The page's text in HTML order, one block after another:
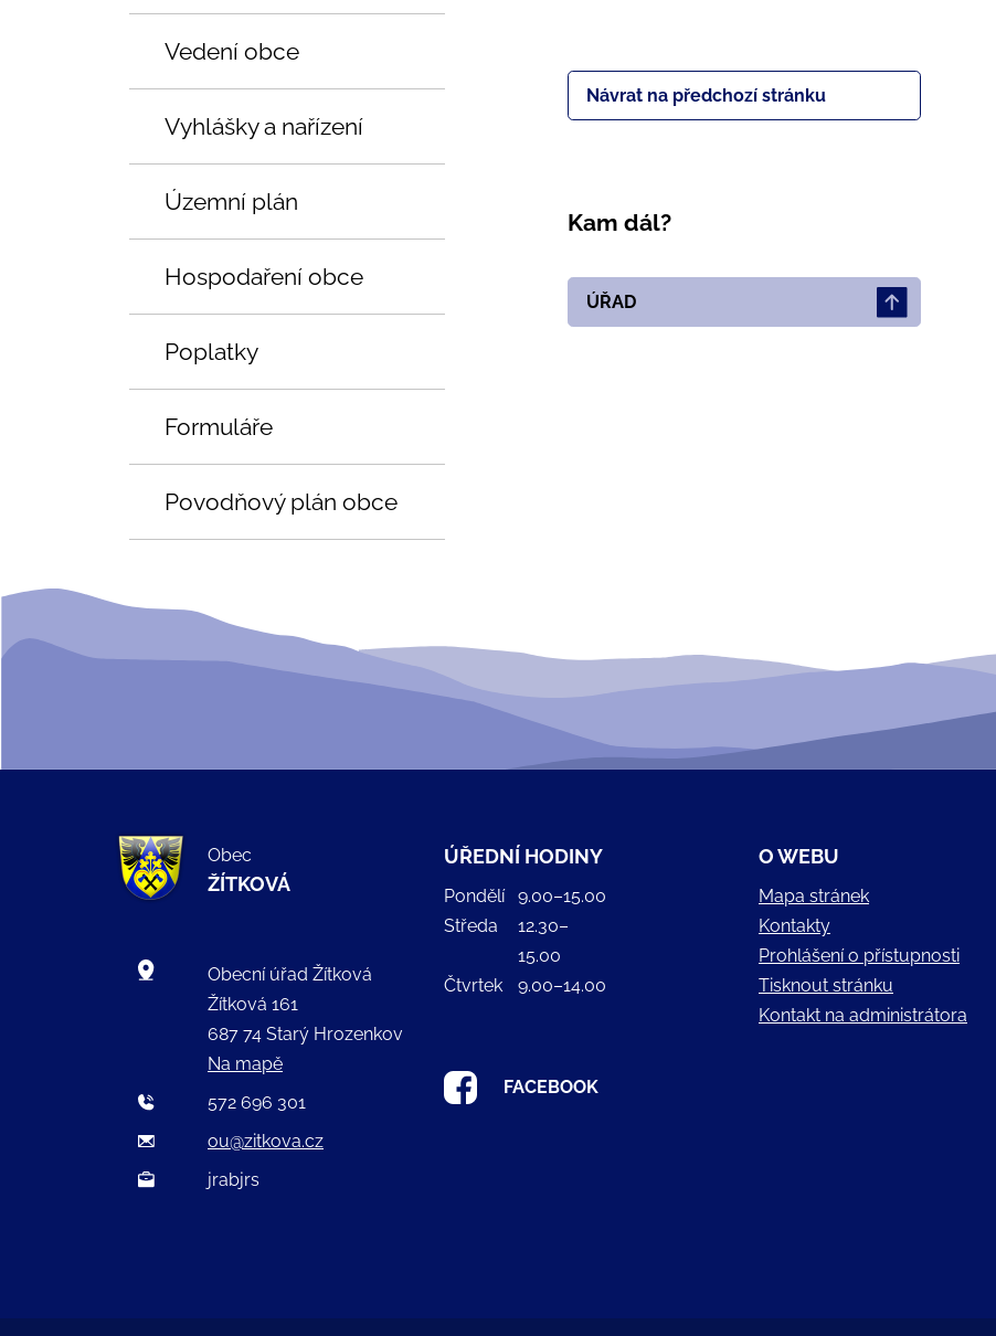
Návrat na předchozí stránku
Kam dál?
ÚŘAD
Vedení obce
Vyhlášky a nařízení
Územní plán
Hospodaření obce
Poplatky
Formuláře
Povodňový plán obce
Obec
ŽÍTKOVÁ
Obecní úřad Žítková
Žítková 161
687 74 Starý Hrozenkov
Na mapě
572 696 301
ou@zitkova.cz
jrabjrs
ÚŘEDNÍ HODINY
Pondělí
9.00–15.00
Středa
12.30–
15.00
Čtvrtek
9.00–14.00
FACEBOOK
O WEBU
Mapa stránek
Kontakty
Prohlášení o přístupnosti
Tisknout stránku
Kontakt na administrátora